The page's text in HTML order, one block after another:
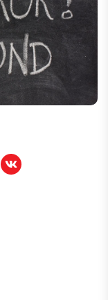
вКонтакте